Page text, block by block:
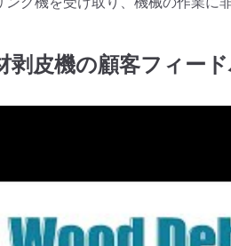
剥皮機の顧客フィー